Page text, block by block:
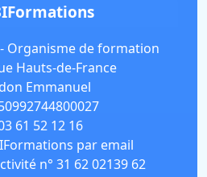
Emmanuel
61 52 12 16
par email
n° 31 62 02139 62